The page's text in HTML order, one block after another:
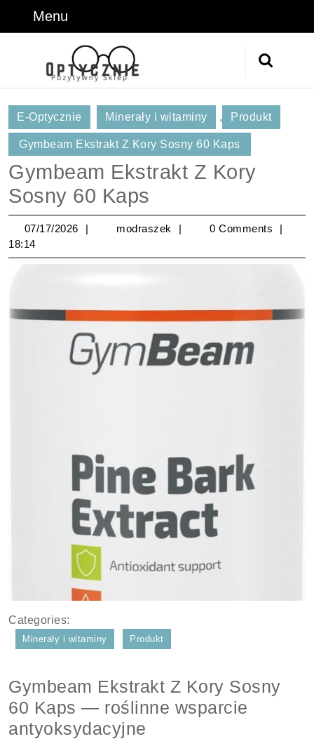
Menu
E-Optycznie Minerały i witaminy , Produkt
Gymbeam Ekstrakt Z Kory Sosny 60 Kaps
Gymbeam Ekstrakt Z Kory
Sosny 60 Kaps
07/17/2026 07/17/2026
modraszek modraszek
0 Comments
18:14
Categories:
Minerały i witaminy Produkt
Gymbeam Ekstrakt Z Kory Sosny
60 Kaps — roślinne wsparcie
antyoksydacyjne